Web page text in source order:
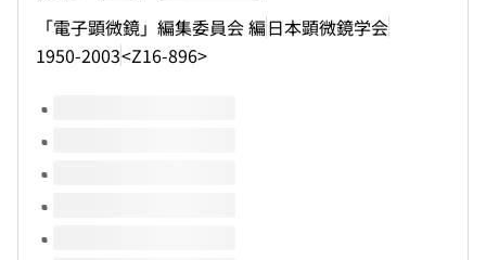
「電子顕微鏡」編集委員会 編日本顕微鏡学会
1950-2003<Z16-896>
このタイトルの巻号